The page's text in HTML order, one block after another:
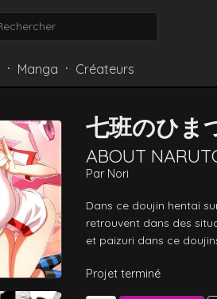
⸱ Manga ⸱ Créateurs
七班のひま
ABOUT
Par Nori
Dans ce doujin hentai
retrouvent dans des
et paizuri dans ce
Projet terminé